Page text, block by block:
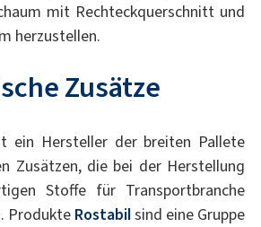
mit Rechteckquerschnitt und
herzustellen.
Zusätze
ein Hersteller der breiten Pallete
Zusätzen, die bei der Herstellung
Stoffe für Transportbranche
Produkte Rostabilsind eine Gruppe